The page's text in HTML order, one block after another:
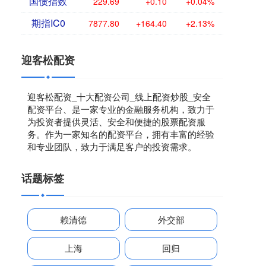
期指IC0 7877.80 +164.40 +2.13%
迎客松配资
迎客松配资_十大配资公司_线上配资炒股_安全
配资平台、是一家专业的金融服务机构，致力于
为投资者提供灵活、安全和便捷的股票配资服
务。作为一家知名的配资平台，拥有丰富的经验
和专业团队，致力于满足客户的投资需求。
话题标签
赖清德 外交部
上海 回归